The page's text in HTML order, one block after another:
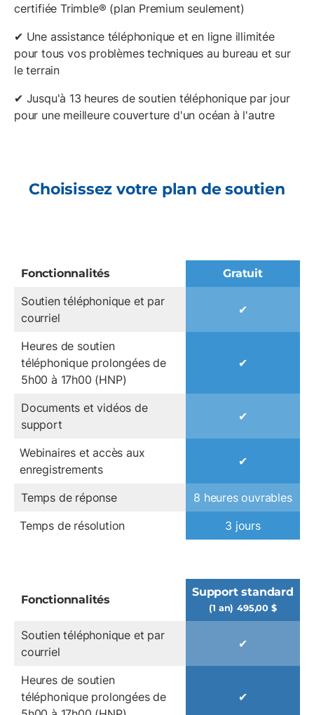
certifiée Trimble® (plan Premium seulement)
✔ Une assistance téléphonique et en ligne illimitée
pour tous vos problèmes techniques au bureau et sur
le terrain
✔ Jusqu'à 13 heures de soutien téléphonique par jour
pour une meilleure couverture d'un océan à l'autre
Choisissez votre plan de soutien
Fonctionnalités Gratuit
Soutien téléphonique et par
courriel
✔
Heures de soutien
téléphonique prolongées de
5h00 à 17h00 (HNP)
✔
Documents et vidéos de
support
✔
Webinaires et accès aux
enregistrements
✔
Temps de réponse
8 heures ouvrables
Temps de résolution
3 jours
Fonctionnalités
Support standard
(1 an) 495,00 $
Soutien téléphonique et par
courriel
✔
Heures de soutien
téléphonique prolongées de
✔